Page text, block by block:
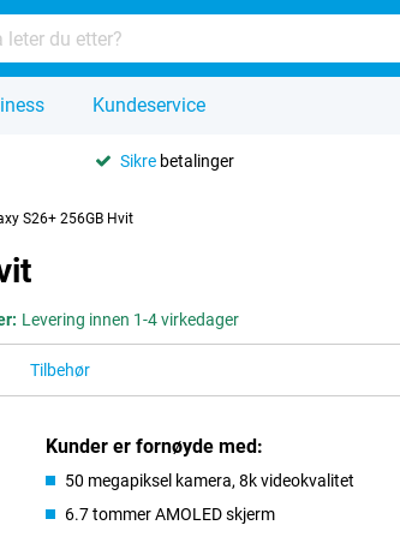
Kundeservice
Sikre betalinger
S26+ 256GB Hvit
Levering innen 1-4 virkedager
Tilbehør
Kunder er fornøyde med:
50 megapiksel kamera, 8k videokvalitet
6.7 tommer AMOLED skjerm